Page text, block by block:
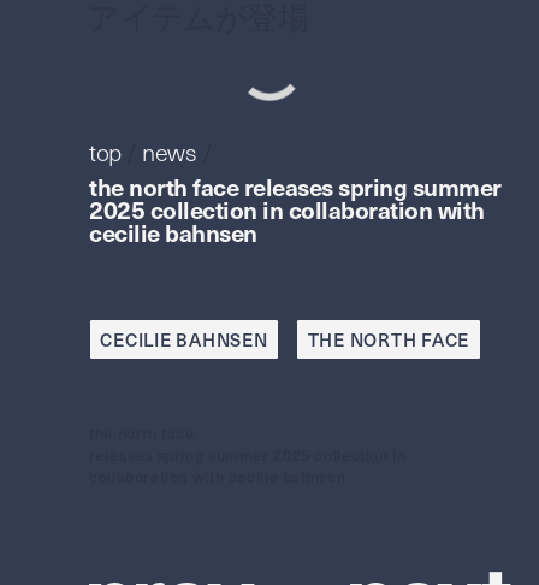
top/ news
the north face releases spring summer
2025 collection in collaboration with
cecilie bahnsen
CECILIE BAHNSEN THE NORTH FACE